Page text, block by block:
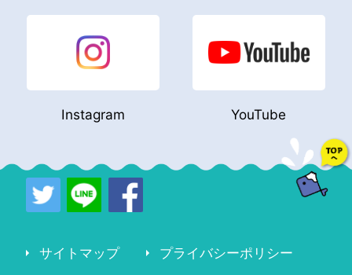
Instagram YouTube
サイトマップ プライバシーポリシー